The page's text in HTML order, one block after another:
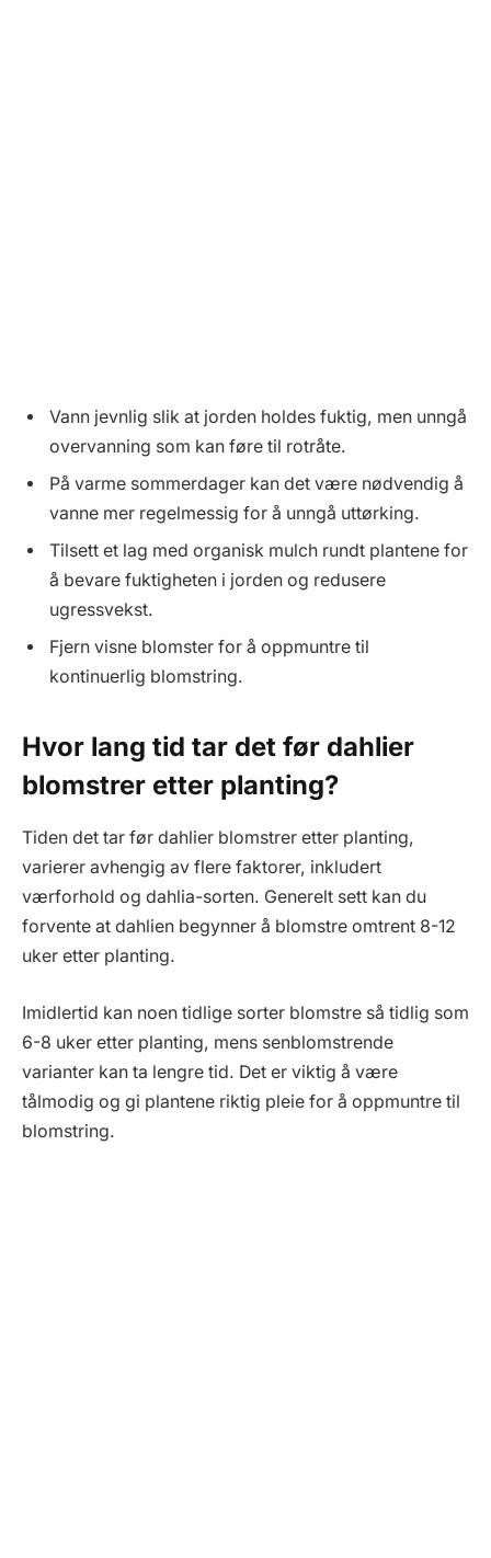
Vann jevnlig slik at jorden holdes fuktig, men unngå
overvanning som kan føre til rotråte.
På varme sommerdager kan det være nødvendig å
vanne mer regelmessig for å unngå uttørking.
Tilsett et lag med organisk mulch rundt plantene for
å bevare fuktigheten i jorden og redusere
ugressvekst.
Fjern visne blomster for å oppmuntre til
kontinuerlig blomstring.
Hvor lang tid tar det før dahlier
blomstrer etter planting?
Tiden det tar før dahlier blomstrer etter planting,
varierer avhengig av flere faktorer, inkludert
værforhold og dahlia-sorten. Generelt sett kan du
forvente at dahlien begynner å blomstre omtrent 8-12
uker etter planting.
Imidlertid kan noen tidlige sorter blomstre så tidlig som
6-8 uker etter planting, mens senblomstrende
varianter kan ta lengre tid. Det er viktig å være
tålmodig og gi plantene riktig pleie for å oppmuntre til
blomstring.